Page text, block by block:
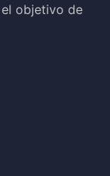
objetivo de